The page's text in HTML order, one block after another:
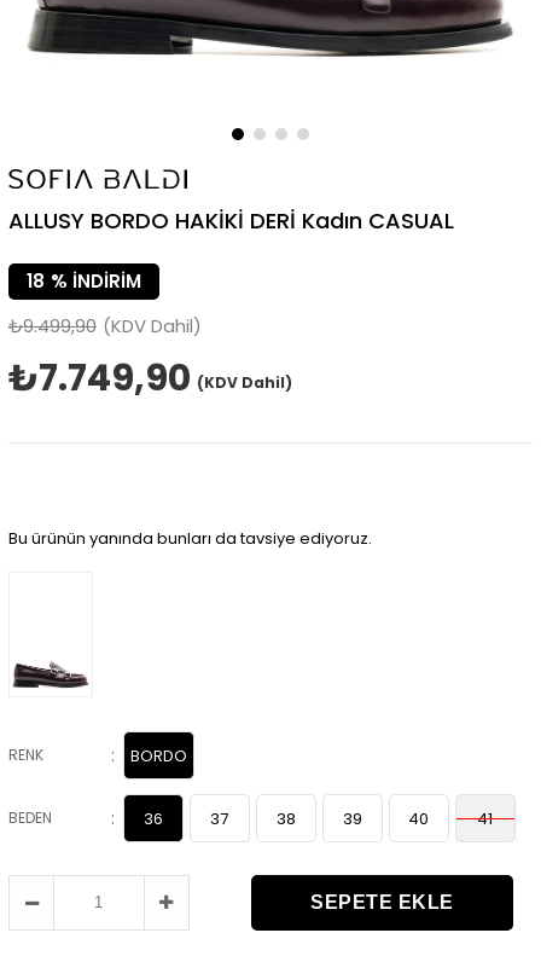
ALLUSY BORDO HAKİKİ DERİ Kadın CASUAL
%
18
İNDIRIM
₺9.499,90 (KDV Dahil)
₺7.749,90 (KDV Dahil)
Bu ürünün yanında bunları da tavsiye ediyoruz.
RENK : BORDO
BEDEN : 36 37 38 39 40 41